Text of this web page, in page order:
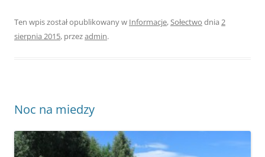
Ten wpis został opublikowany w Informacje,Sołectwo dnia 2
sierpnia 2015, przezadmin.
Noc na miedzy